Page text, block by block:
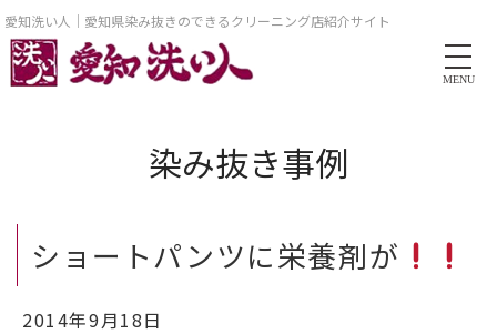
愛知洗い人｜愛知県染み抜きのできるクリーニング店紹介サイト
MENU
染み抜き事例
ショートパンツに栄養剤が
2014年9月18日